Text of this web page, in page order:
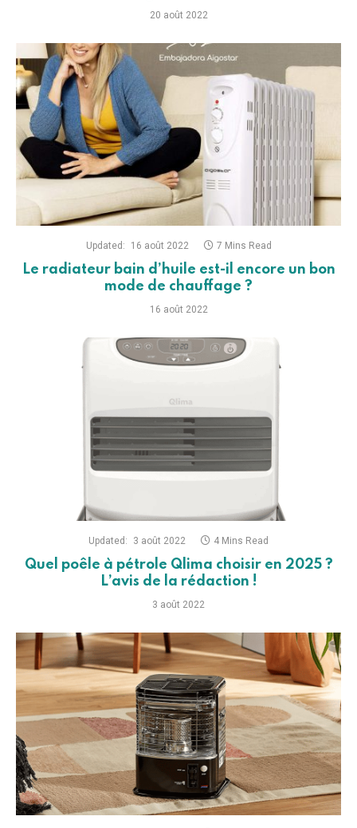
20 août 2022
Updated: 16 août 2022 7 Mins Read
Le radiateur bain d’huile est-il encore un bon
mode de chauffage ?
16 août 2022
Updated: 3 août 2022 4 Mins Read
Quel poêle à pétrole Qlima choisir en 2025 ?
L’avis de la rédaction !
3 août 2022